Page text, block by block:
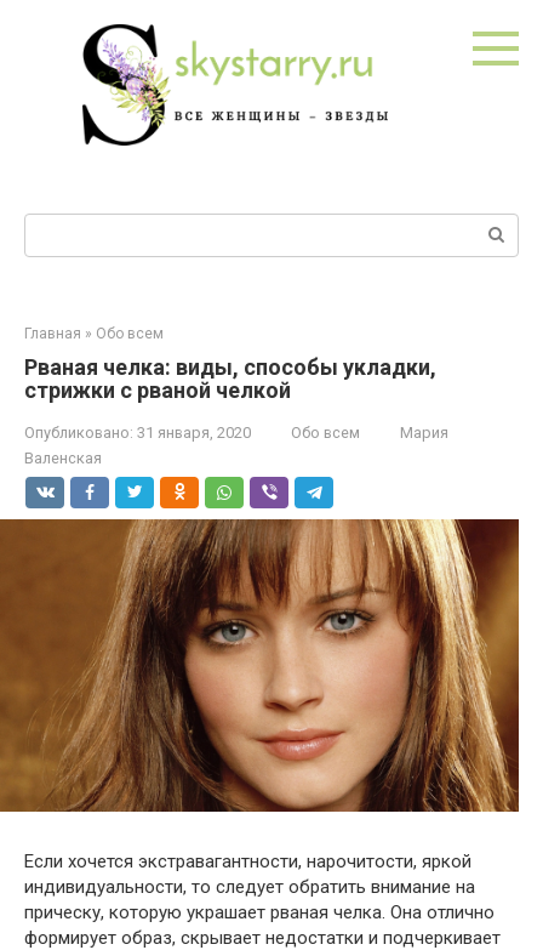
Поиск:
Главная » Обо всем
Рваная челка: виды, способы укладки,
стрижки с рваной челкой
Опубликовано: 31 января, 2020 Обо всем
Мария
Валенская
Если хочется экстравагантности, нарочитости, яркой
индивидуальности, то следует обратить внимание на
прическу, которую украшает рваная челка. Она отлично
формирует образ, скрывает недостатки и подчеркивает